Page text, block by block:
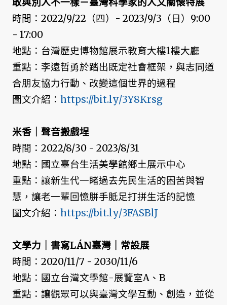
時間：2022/9/22（四）- 2023/9/3（日）9:00
- 17:00
地點：台灣歷史博物館展示教育大樓1樓大廳
重點：李遠哲勇於踏出既定社會框架，與志同道
合朋友協力行動、改變這個世界的過程
圖文介紹： https://bit.ly/3Y8Krsg
米香｜聲音搬戲埕
時間：2022/8/30 - 2023/8/31
地點：國立臺台生活美學館鄉土展示中心
重點：讓新生代一睹過去先民生活的困苦與智
慧，讓老一輩回憶胼手胝足打拼生活的記憶
圖文介紹： https://bit.ly/3FASBlJ
文學力｜書寫LÁN臺灣｜常設展
時間：2020/11/7 - 2030/11/6
地點：國立台灣文學館-展覽室A、B
重點：讓觀眾可以與臺灣文學互動、創造，並從